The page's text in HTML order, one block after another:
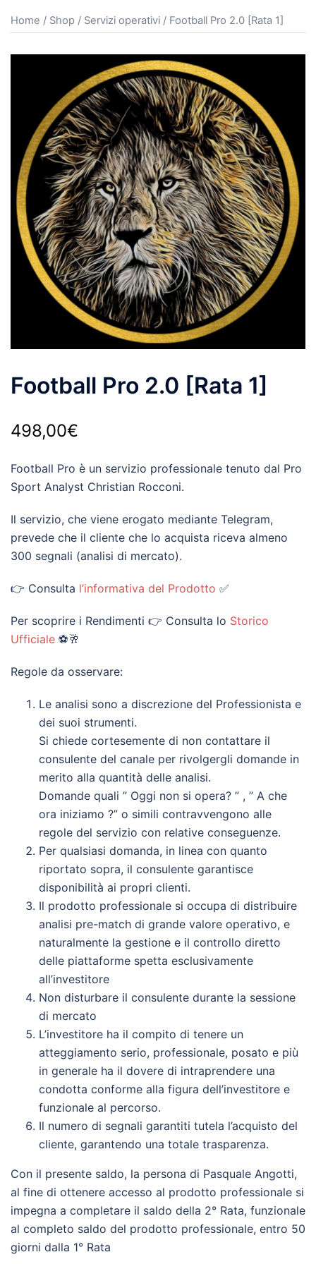
Home / Shop / Servizi operativi / Football Pro 2.0 [Rata 1]
Football Pro 2.0 [Rata 1]
498,00€
Football Pro è un servizio professionale tenuto dal Pro
Sport Analyst Christian Rocconi.
Il servizio, che viene erogato mediante Telegram,
prevede che il cliente che lo acquista riceva almeno
300 segnali (analisi di mercato).
👉 Consulta l’informativa del Prodotto ✅
Per scoprire i Rendimenti 👉 Consulta lo Storico
Ufficiale ⚽🥂
Regole da osservare:
Le analisi sono a discrezione del Professionista e
dei suoi strumenti.
Si chiede cortesemente di non contattare il
consulente del canale per rivolgergli domande in
merito alla quantità delle analisi.
Domande quali ” Oggi non si opera? ” , ” A che
ora iniziamo ?” o simili contravvengono alle
regole del servizio con relative conseguenze.
Per qualsiasi domanda, in linea con quanto
riportato sopra, il consulente garantisce
disponibilità ai propri clienti.
Il prodotto professionale si occupa di distribuire
analisi pre-match di grande valore operativo, e
naturalmente la gestione e il controllo diretto
delle piattaforme spetta esclusivamente
all’investitore
Non disturbare il consulente durante la sessione
di mercato
L’investitore ha il compito di tenere un
atteggiamento serio, professionale, posato e più
in generale ha il dovere di intraprendere una
condotta conforme alla figura dell’investitore e
funzionale al percorso.
Il numero di segnali garantiti tutela l’acquisto del
cliente, garantendo una totale trasparenza.
Con il presente saldo, la persona di Pasquale Angotti,
al fine di ottenere accesso al prodotto professionale si
impegna a completare il saldo della 2° Rata, funzionale
al completo saldo del prodotto professionale, entro 50
giorni dalla 1° Rata